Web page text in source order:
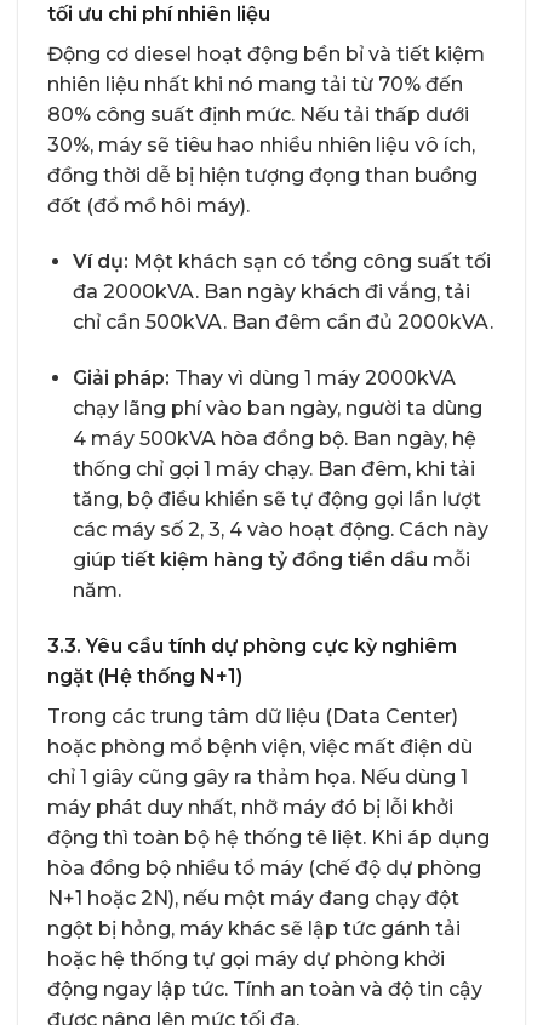
tối ưu chi phí nhiên liệu
Động cơ diesel hoạt động bền bỉ và tiết kiệm
nhiên liệu nhất khi nó mang tải từ 70% đến
80% công suất định mức. Nếu tải thấp dưới
30%, máy sẽ tiêu hao nhiều nhiên liệu vô ích,
đồng thời dễ bị hiện tượng đọng than buồng
đốt (đổ mồ hôi máy).
Ví dụ: Một khách sạn có tổng công suất tối
đa 2000kVA. Ban ngày khách đi vắng, tải
chỉ cần 500kVA. Ban đêm cần đủ 2000kVA.
Giải pháp: Thay vì dùng 1 máy 2000kVA
chạy lãng phí vào ban ngày, người ta dùng
4 máy 500kVA hòa đồng bộ. Ban ngày, hệ
thống chỉ gọi 1 máy chạy. Ban đêm, khi tải
tăng, bộ điều khiển sẽ tự động gọi lần lượt
các máy số 2, 3, 4 vào hoạt động. Cách này
giúp tiết kiệm hàng tỷ đồng tiền dầu mỗi
năm.
3.3. Yêu cầu tính dự phòng cực kỳ nghiêm
ngặt (Hệ thống N+1)
Trong các trung tâm dữ liệu (Data Center)
hoặc phòng mổ bệnh viện, việc mất điện dù
chỉ 1 giây cũng gây ra thảm họa. Nếu dùng 1
máy phát duy nhất, nhỡ máy đó bị lỗi khởi
động thì toàn bộ hệ thống tê liệt. Khi áp dụng
hòa đồng bộ nhiều tổ máy (chế độ dự phòng
N+1 hoặc 2N), nếu một máy đang chạy đột
ngột bị hỏng, máy khác sẽ lập tức gánh tải
hoặc hệ thống tự gọi máy dự phòng khởi
động ngay lập tức. Tính an toàn và độ tin cậy
được nâng lên mức tối đa.